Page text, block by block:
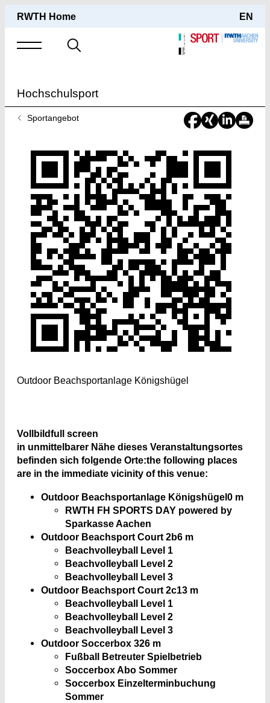
RWTH Home EN
Suche
Hochschulsport
SieSportangebot
Outdoor Beachsportanlage Königshügel
Vollbildfull screen
in unmittelbarer Nähe dieses Veranstaltungsortes
befinden sich folgende Orte:the following places
are in the immediate vicinity of this venue:
Outdoor Beachsportanlage Königshügel0 m
RWTH FH SPORTS DAY powered by
Sparkasse Aachen
Outdoor Beachsport Court 2b6 m
Beachvolleyball Level 1
Beachvolleyball Level 2
Beachvolleyball Level 3
Outdoor Beachsport Court 2c13 m
Beachvolleyball Level 1
Beachvolleyball Level 2
Beachvolleyball Level 3
Outdoor Soccerbox 326 m
Fußball Betreuter Spielbetrieb
Soccerbox Abo Sommer
Soccerbox Einzelterminbuchung
Sommer